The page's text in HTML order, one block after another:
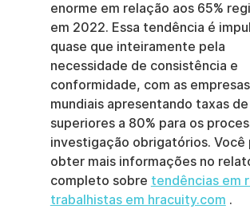
enorme em relação aos 65%
em 2022. Essa tendência é
quase que inteiramente pela
necessidade de consistência e
conformidade, com as
mundiais apresentando taxas
superiores a 80% para os
investigação obrigatórios. Você
obter mais informações no
completo sobre tendências em
trabalhistas em hracuity.com .